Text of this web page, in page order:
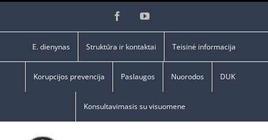
FacebookYouTube
E. dienynas Struktūra ir kontaktai Teisinė informacija
Korupcijos prevencija Paslaugos Nuorodos DUK
Konsultavimasis su visuomene